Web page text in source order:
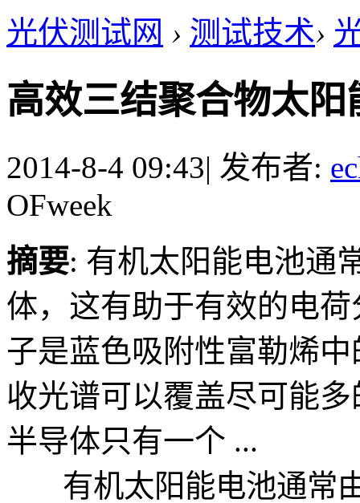
光伏测试网 › 测试技术›
高效三结聚合物太
2014-8-4 09:43| 发布者:
OFweek
摘要: 有机太阳能电池通
体，这有助于有效的电
子是蓝色吸附性富勒烯
收光谱可以覆盖尽可能
半导体只有一个 ...
有机太阳能电池通常由